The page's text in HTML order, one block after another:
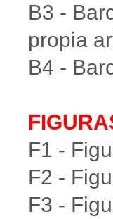
B3 -
propia
B4 -
F1 -
F2 -
F3 -